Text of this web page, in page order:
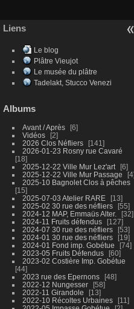
Liens
Le blog
Plâtre Vieujot
Le musée du plâtre
Tadelakt, Stucco Venezi
Albums
Avant / Après
6
Vidéos
2
2026 Clos Néfliers
141
2026-01-23 Rosny rue Cavaré
18
2025-12-22 Ville Mur Lez'art
6
2025-12-22 Ville Mur Passage
4
2025-10 Bagnolet Clos à pêches
15
2025-07-03 Atelier RARE
13
2025-02 30 rue des néfliers
55
2024-12 MAP, Emmaüs Alter.
32
2024-11 Fruits défendus
127
2024-07 30 rue des néfliers
53
2024-01 30 rue des néfliers
19
2024-01 Fond imp. Gobétue
74
2023-05 Fruits Défendus
60
2023-02 Costière Imp. Gobétue
44
2023 rue des Epernons
48
2022-12 Nungesser
58
2022-11 Girandole
13
2022-10 Récoltes Urbaines
11